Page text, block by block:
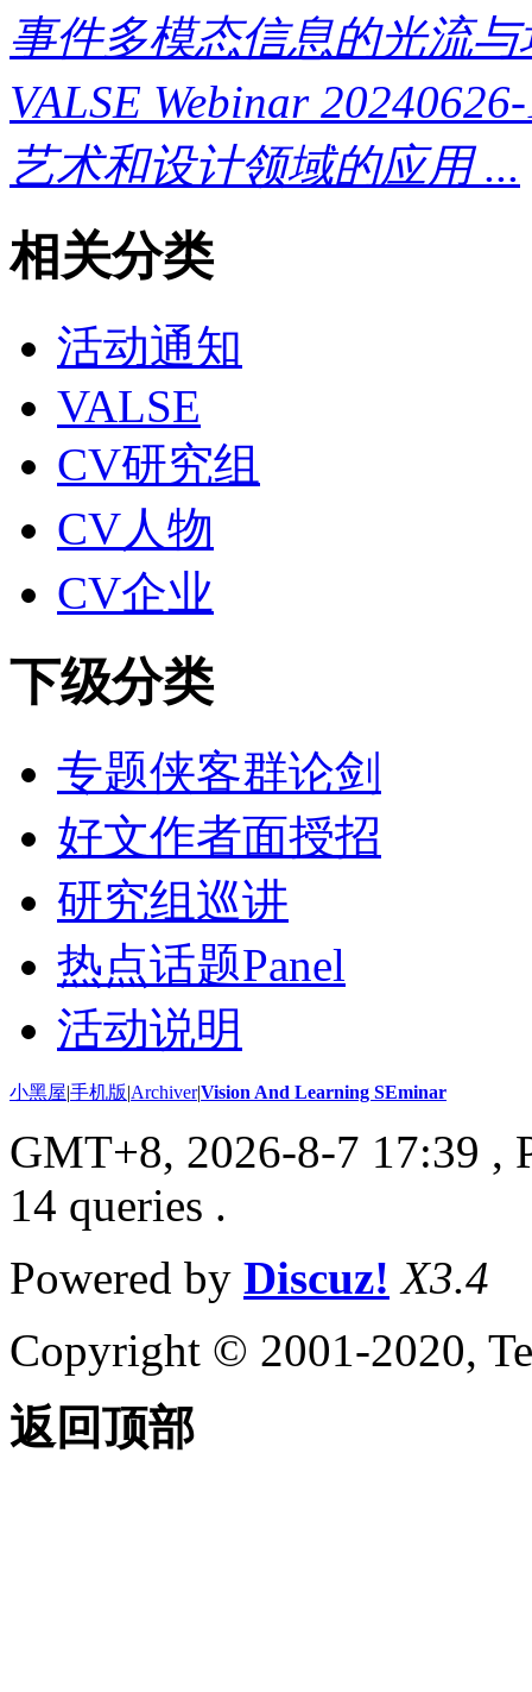
事件多模态信息的光流
VALSE Webinar
艺术和设计领域的应用 ...
相关分类
活动通知
VALSE
CV研究组
CV人物
CV企业
下级分类
专题侠客群论剑
好文作者面授招
研究组巡讲
热点话题Panel
活动说明
小黑屋|手机版|Archiver|Vision And Learning SEminar
GMT+8, 2026-8-7 17:39 ,
14 queries .
Powered by Discuz! X3.4
Copyright © 2001-2020,
返回顶部